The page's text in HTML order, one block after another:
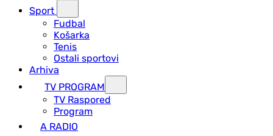
Sport
Fudbal
Košarka
Tenis
Ostali sportovi
Arhiva
TV PROGRAM
ТV Raspored
Program
A RADIO